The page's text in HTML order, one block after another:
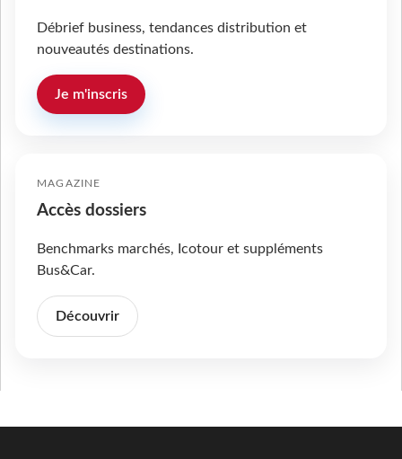
Débrief business, tendances distribution et
nouveautés destinations.
Je m'inscris
MAGAZINE
Accès dossiers
Benchmarks marchés, Icotour et suppléments
Bus&Car.
Découvrir